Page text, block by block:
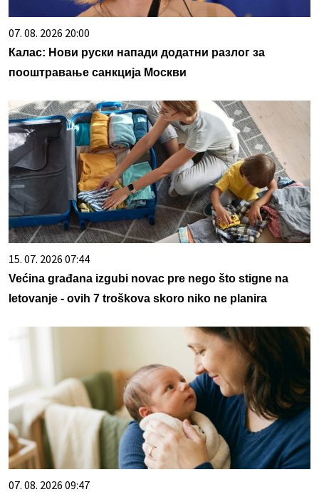
07. 08. 2026 20:00
Калас: Нови руски напади додатни разлог за
пооштравање санкција Москви
15. 07. 2026 07:44
Većina građana izgubi novac pre nego što stigne na
letovanje - ovih 7 troškova skoro niko ne planira
07. 08. 2026 09:47